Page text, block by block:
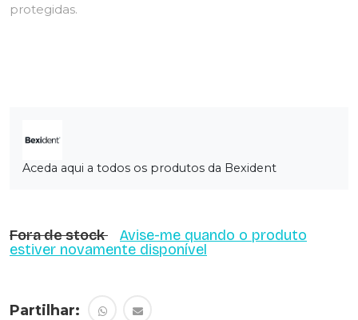
protegidas.
Aceda aqui a todos os produtos da Bexident
Fora de stock
Avise-me quando o produto
estiver novamente disponível
Partilhar: